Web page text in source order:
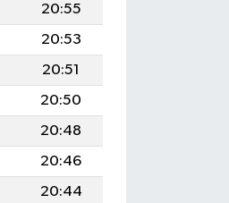
20:55
20:53
20:51
20:50
20:48
20:46
20:44